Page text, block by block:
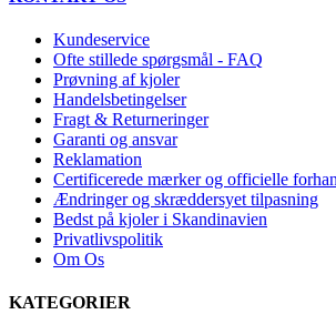
Kundeservice
Ofte stillede spørgsmål - FAQ
Prøvning af kjoler
Handelsbetingelser
Fragt & Returneringer
Garanti og ansvar
Reklamation
Certificerede mærker og officielle
Ændringer og skræddersyet tilpasning
Bedst på kjoler i Skandinavien
Privatlivspolitik
Om Os
KATEGORIER